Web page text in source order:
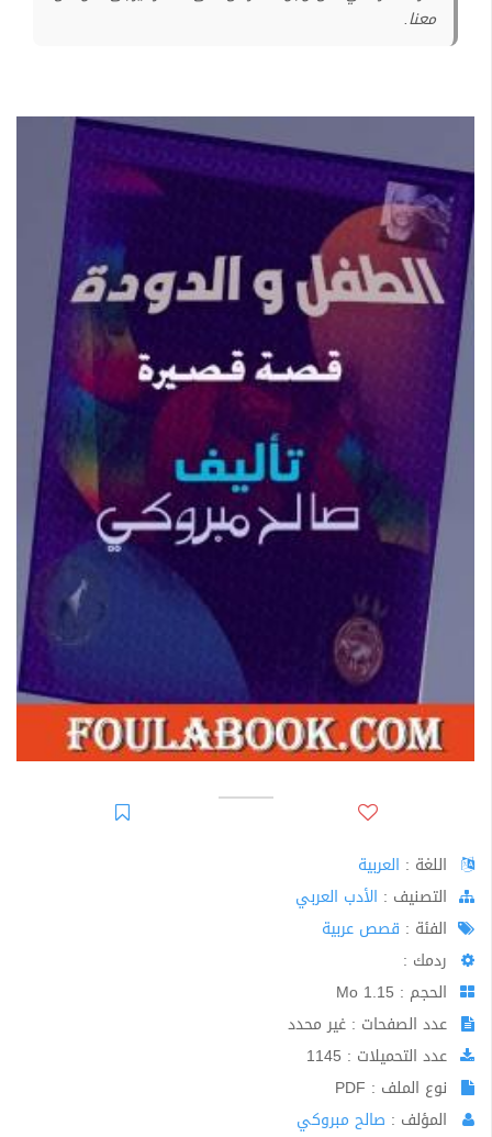
معنا.
اللغة : العربية
اﻟﺘﺼﻨﻴﻒ : الأدب العربي
الفئة : قصص عربية
ردمك :
الحجم : 1.15 Mo
عدد الصفحات : غير محدد
عدد التحميلات : 1145
نوع الملف : PDF
المؤلف : صالح مبروكي